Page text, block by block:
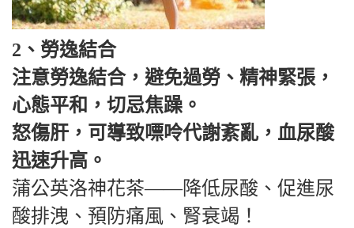
2、勞逸結合
注意勞逸結合，避免過勞、精神緊張，
心態平和，切忌焦躁。
怒傷肝，可導致嘌呤代謝紊亂，血尿酸
迅速升高。
蒲公英洛神花茶——降低尿酸、促進尿
酸排洩、預防痛風、腎衰竭！